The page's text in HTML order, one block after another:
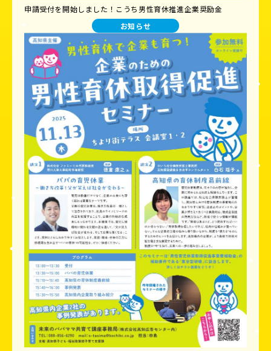
申請受付を開始しました！こうち男性育休推進企業奨励金
お知らせ